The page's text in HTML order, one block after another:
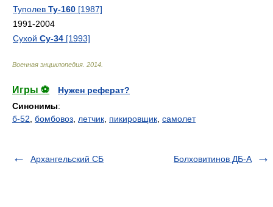
Туполев Ту-160 [1987]
1991-2004
Сухой Су-34 [1993]
Военная энциклопедия 2014
Игры ⚽
Нужен реферат?
Синонимы:
б-52 бомбовоз летчик пикировщик самолет
Архангельский СБ Болховитинов ДБ-А